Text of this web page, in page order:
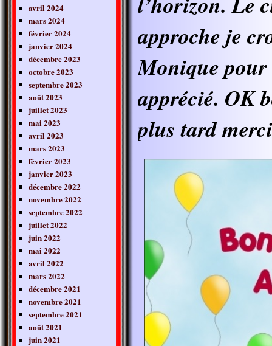
avril 2024
mars 2024
février 2024
janvier 2024
décembre 2023
octobre 2023
septembre 2023
août 2023
juillet 2023
mai 2023
avril 2023
mars 2023
février 2023
janvier 2023
décembre 2022
novembre 2022
septembre 2022
juillet 2022
juin 2022
mai 2022
avril 2022
mars 2022
décembre 2021
novembre 2021
septembre 2021
août 2021
juin 2021
approche je
Monique pour
apprécié. OK
plus tard